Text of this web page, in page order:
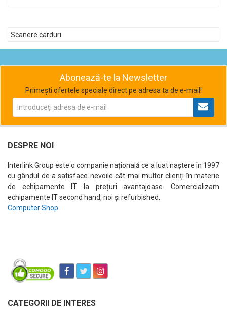
Scanere carduri
Abonează-te la Newsletter
Primești ofertele speciale direct pe adresa ta de e-mail!
DESPRE NOI
Interlink Group este o companie națională ce a luat naștere în 1997
cu gândul de a satisface nevoile cât mai multor clienți în materie
de echipamente IT la prețuri avantajoase. Comercializam
echipamente IT second hand, noi și refurbished.
Computer Shop
CATEGORII DE INTERES